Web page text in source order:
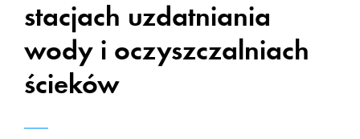
stacjach uzdatniania
wody i oczyszczalniach
ścieków